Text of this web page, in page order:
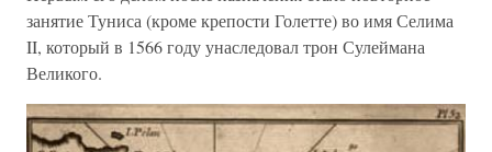
занятие Туниса (кроме крепости Голетте) во имя Селима
II, который в 1566 году унаследовал трон Сулеймана
Великого.